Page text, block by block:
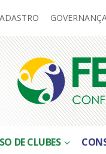
DE CLUBES